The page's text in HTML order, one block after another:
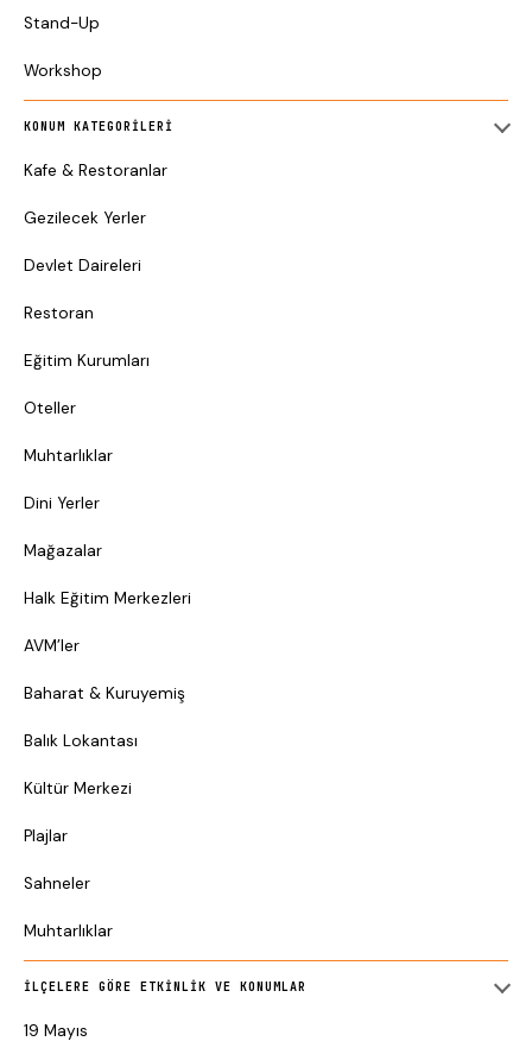
Stand-Up
Workshop
KONUM KATEGORILERI
Kafe & Restoranlar
Gezilecek Yerler
Devlet Daireleri
Restoran
Eğitim Kurumları
Oteller
Muhtarlıklar
Dini Yerler
Mağazalar
Halk Eğitim Merkezleri
AVM’ler
Baharat & Kuruyemiş
Balık Lokantası
Kültür Merkezi
Plajlar
Sahneler
Muhtarlıklar
İLÇELERE GÖRE ETKINLIK VE KONUMLAR
19 Mayıs